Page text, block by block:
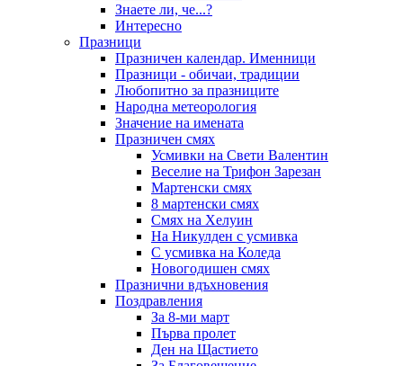
Знаете ли, че...?
Интересно
Празници
Празничен календар. Именници
Празници - обичаи, традиции
Любопитно за празниците
Народна метеорология
Значение на имената
Празничен смях
Усмивки на Свети Валентин
Веселие на Трифон Зарезан
Мартенски смях
8 мартенски смях
Смях на Хелуин
На Никулден с усмивка
С усмивка на Коледа
Новогодишен смях
Празнични вдъхновения
Поздравления
За 8-ми март
Първа пролет
Ден на Щастието